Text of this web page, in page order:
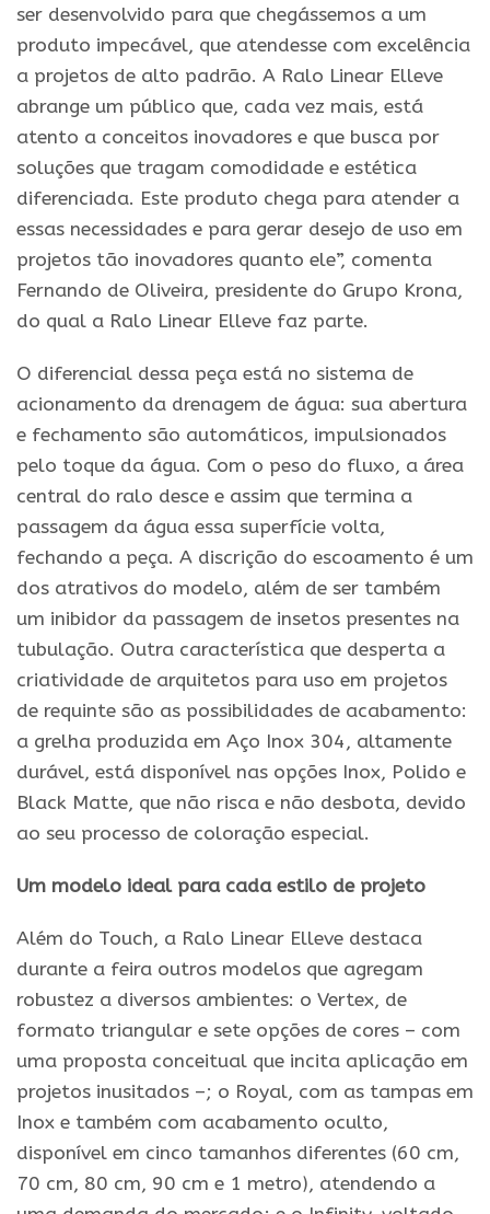
ser desenvolvido para que chegássemos a um
produto impecável, que atendesse com excelência
a projetos de alto padrão. A Ralo Linear Elleve
abrange um público que, cada vez mais, está
atento a conceitos inovadores e que busca por
soluções que tragam comodidade e estética
diferenciada. Este produto chega para atender a
essas necessidades e para gerar desejo de uso em
projetos tão inovadores quanto ele”, comenta
Fernando de Oliveira, presidente do Grupo Krona,
do qual a Ralo Linear Elleve faz parte.
O diferencial dessa peça está no sistema de
acionamento da drenagem de água: sua abertura
e fechamento são automáticos, impulsionados
pelo toque da água. Com o peso do fluxo, a área
central do ralo desce e assim que termina a
passagem da água essa superfície volta,
fechando a peça. A discrição do escoamento é um
dos atrativos do modelo, além de ser também
um inibidor da passagem de insetos presentes na
tubulação. Outra característica que desperta a
criatividade de arquitetos para uso em projetos
de requinte são as possibilidades de acabamento:
a grelha produzida em Aço Inox 304, altamente
durável, está disponível nas opções Inox, Polido e
Black Matte, que não risca e não desbota, devido
ao seu processo de coloração especial.
Um modelo ideal para cada estilo de projeto
Além do Touch, a Ralo Linear Elleve destaca
durante a feira outros modelos que agregam
robustez a diversos ambientes: o Vertex, de
formato triangular e sete opções de cores – com
uma proposta conceitual que incita aplicação em
projetos inusitados –; o Royal, com as tampas em
Inox e também com acabamento oculto,
disponível em cinco tamanhos diferentes (60 cm,
70 cm, 80 cm, 90 cm e 1 metro), atendendo a